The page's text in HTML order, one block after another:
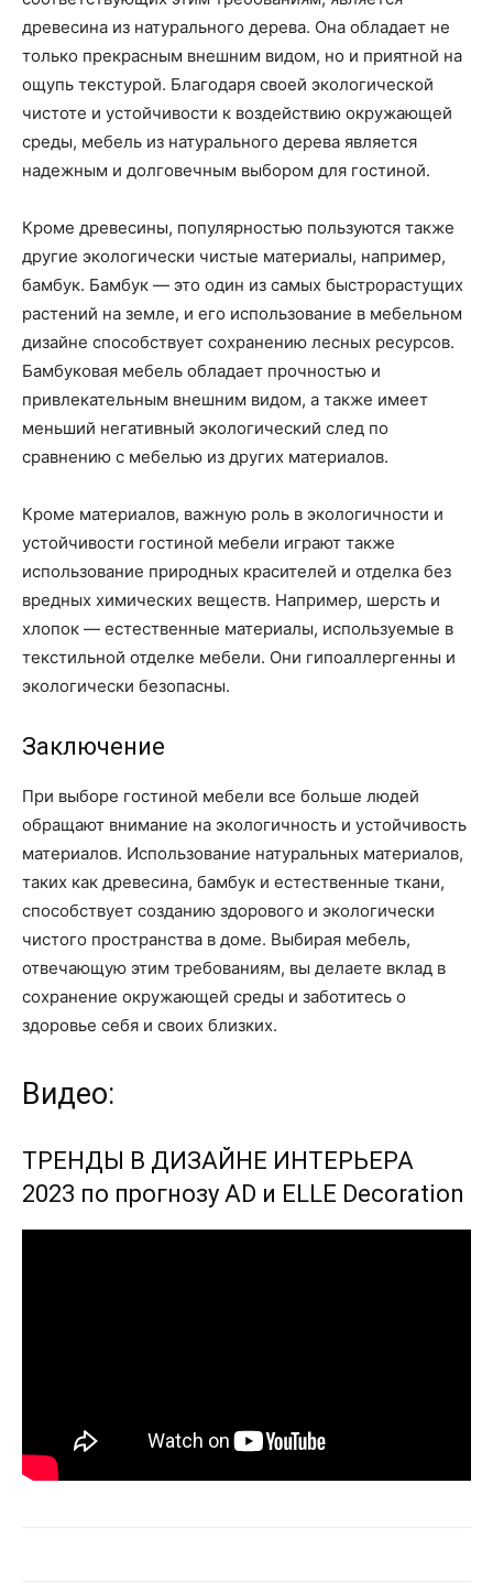
древесина из натурального дерева. Она обладает не
только прекрасным внешним видом, но и приятной на
ощупь текстурой. Благодаря своей экологической
чистоте и устойчивости к воздействию окружающей
среды, мебель из натурального дерева является
надежным и долговечным выбором для гостиной.
Кроме древесины, популярностью пользуются также
другие экологически чистые материалы, например,
бамбук. Бамбук — это один из самых быстрорастущих
растений на земле, и его использование в мебельном
дизайне способствует сохранению лесных ресурсов.
Бамбуковая мебель обладает прочностью и
привлекательным внешним видом, а также имеет
меньший негативный экологический след по
сравнению с мебелью из других материалов.
Кроме материалов, важную роль в экологичности и
устойчивости гостиной мебели играют также
использование природных красителей и отделка без
вредных химических веществ. Например, шерсть и
хлопок — естественные материалы, используемые в
текстильной отделке мебели. Они гипоаллергенны и
экологически безопасны.
Заключение
При выборе гостиной мебели все больше людей
обращают внимание на экологичность и устойчивость
материалов. Использование натуральных материалов,
таких как древесина, бамбук и естественные ткани,
способствует созданию здорового и экологически
чистого пространства в доме. Выбирая мебель,
отвечающую этим требованиям, вы делаете вклад в
сохранение окружающей среды и заботитесь о
здоровье себя и своих близких.
Видео:
ТРЕНДЫ В ДИЗАЙНЕ ИНТЕРЬЕРА
2023 по прогнозу AD и ELLE Decoration